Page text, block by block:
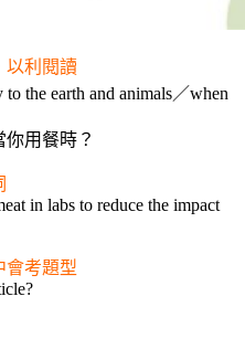
以利閱讀
the earth and animals／when
用餐時？
in labs to reduce the impact
會考題型